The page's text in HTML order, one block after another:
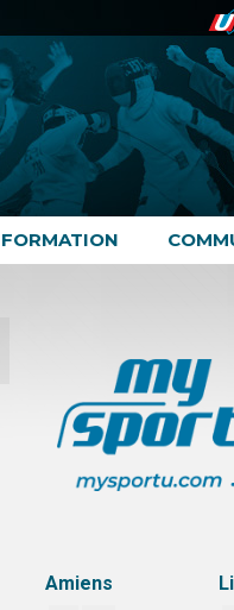
FORMATION
Amiens